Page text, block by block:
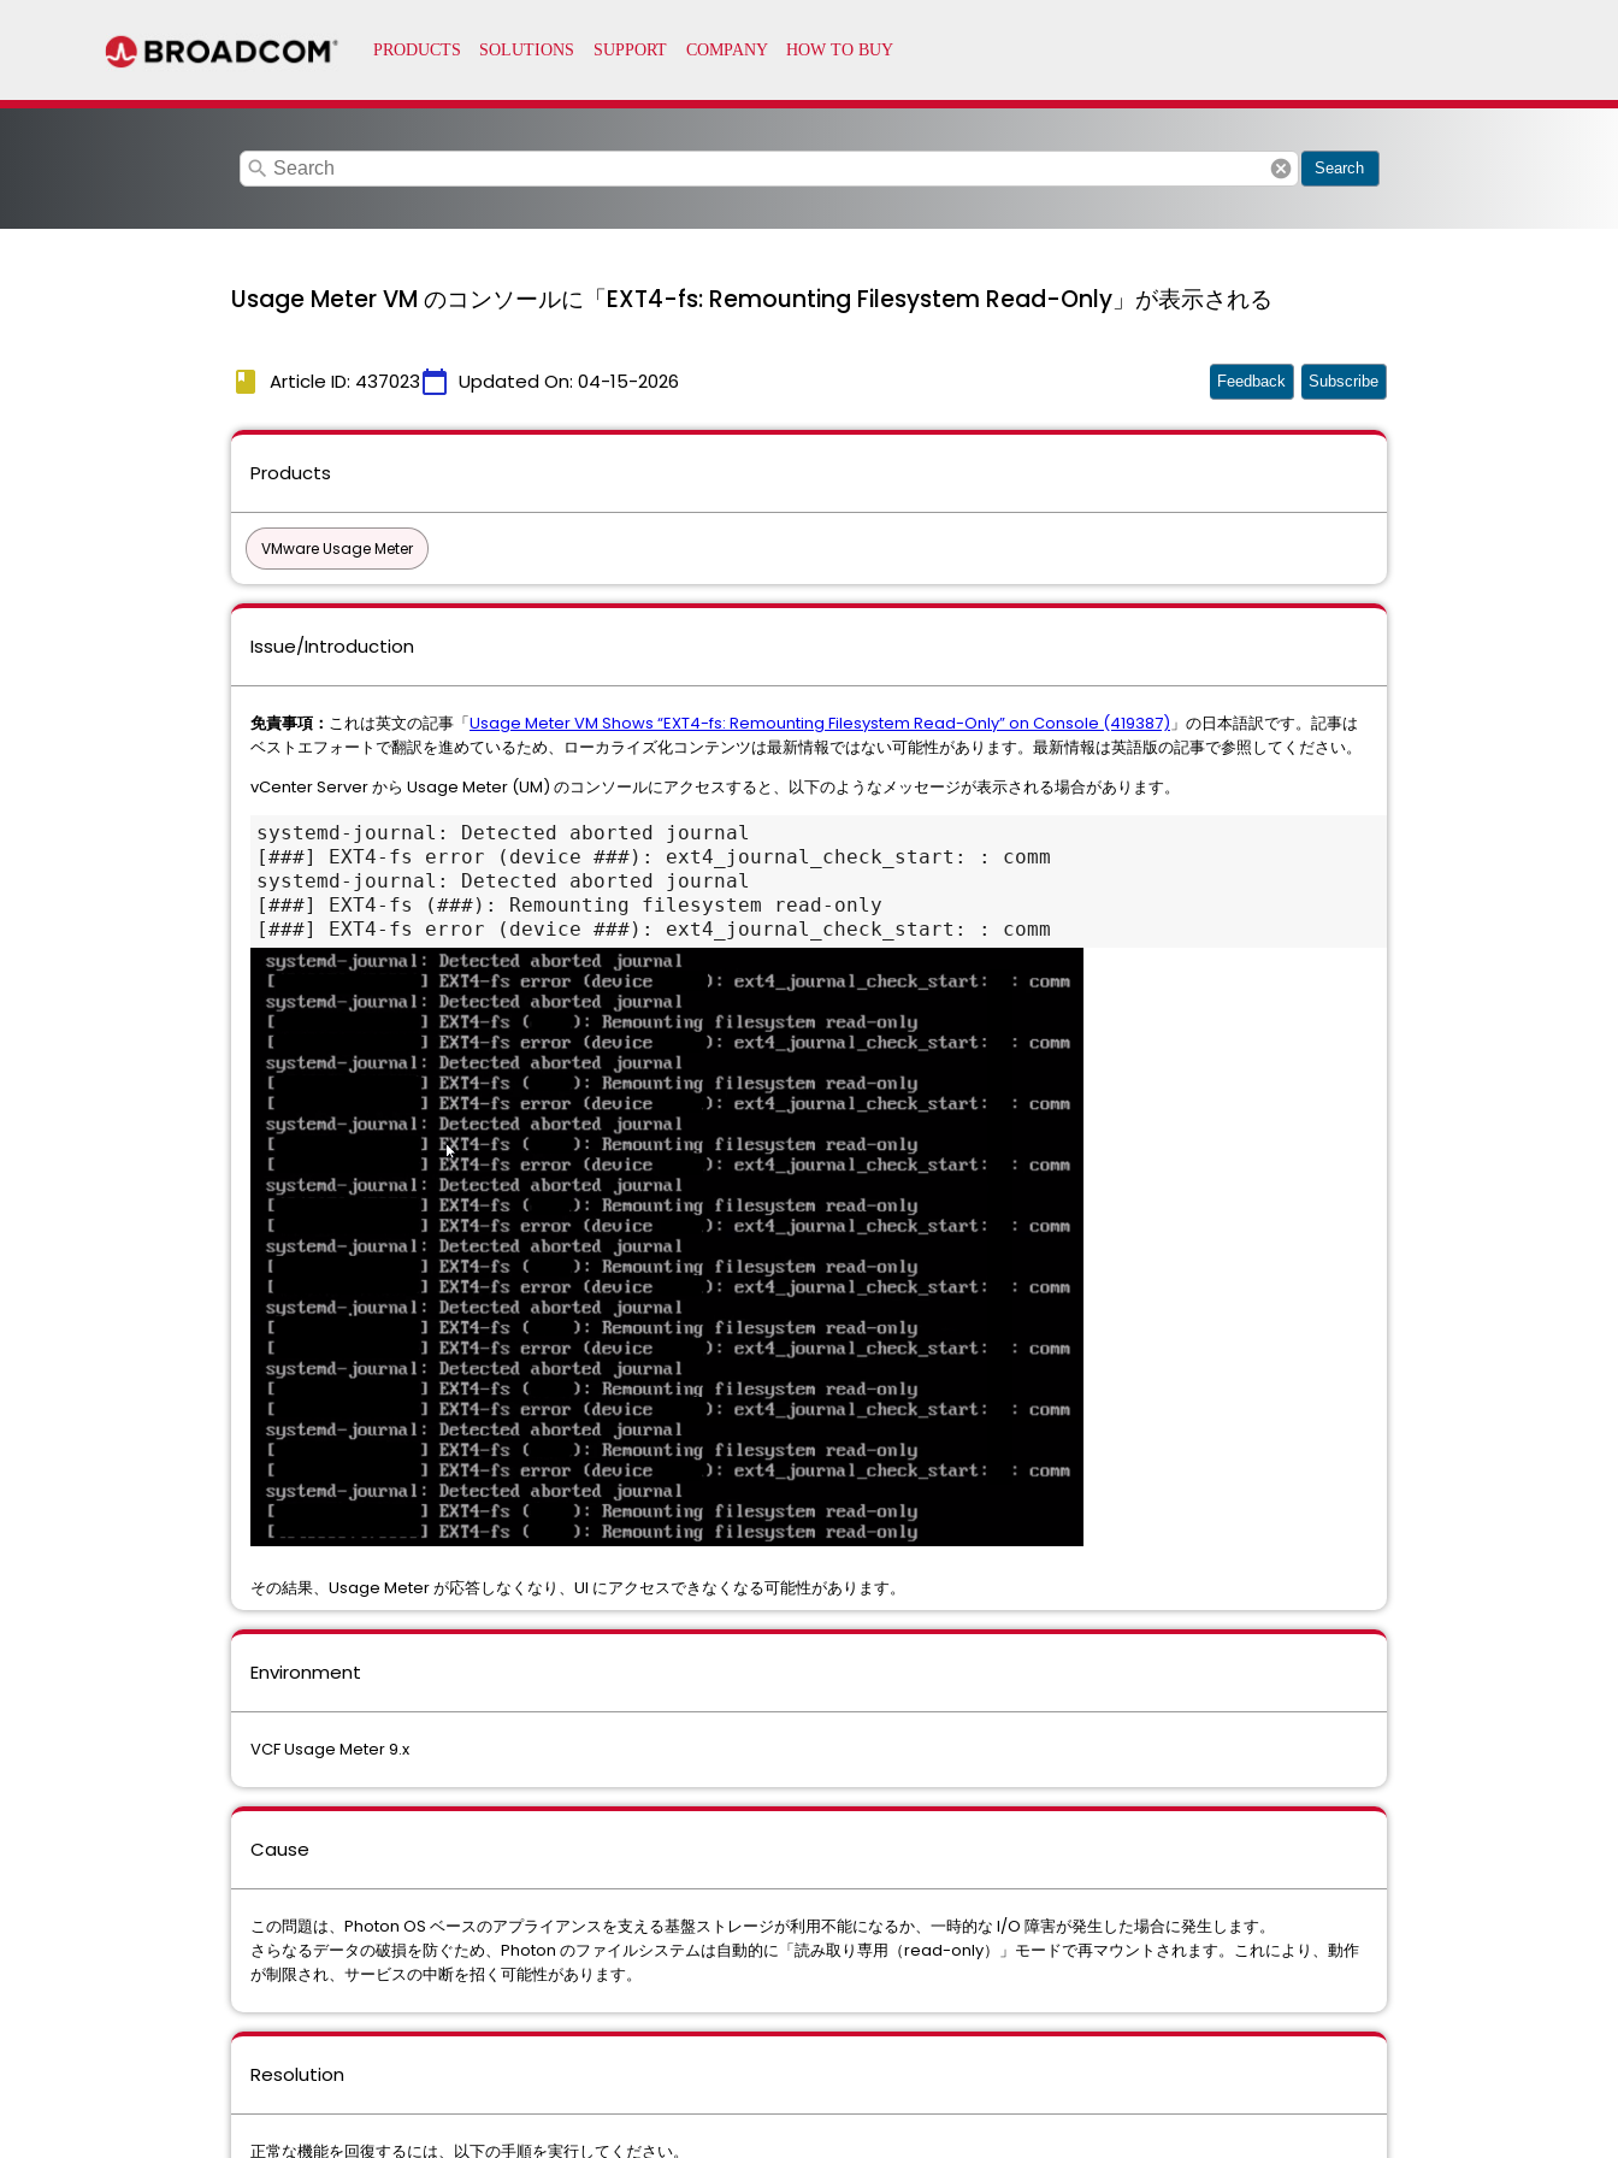
search cancel Search
Usage Meter VM のコンソールに「EXT4-fs: Remounting Filesystem Read-Only」が表示される
book Article ID: 437023calendar_today Updated On: 04-15-2026 Feedback Subscribe
Products
VMware Usage Meter
Issue/Introduction
免責事項： これは英文の記事「Usage Meter VM Shows “EXT4-fs: Remounting Filesystem Read-Only” on Console (419387)」の日本語訳です。記事は
ベストエフォートで翻訳を進めているため、ローカライズ化コンテンツは最新情報ではない可能性があります。最新情報は英語版の記事で参照してください。
vCenter Server から Usage Meter (UM) のコンソールにアクセスすると、以下のようなメッセージが表示される場合があります。
systemd-journal: Detected aborted journal
[###] EXT4-fs error (device ###): ext4_journal_check_start: : comm
systemd-journal: Detected aborted journal
[###] EXT4-fs (###): Remounting filesystem read-only
[###] EXT4-fs error (device ###): ext4_journal_check_start: : comm
その結果、Usage Meter が応答しなくなり、UI にアクセスできなくなる可能性があります。
Environment
VCF Usage Meter 9.x
Cause
この問題は、Photon OS ベースのアプライアンスを支える基盤ストレージが利用不能になるか、一時的な I/O 障害が発生した場合に発生します。
さらなるデータの破損を防ぐため、Photon のファイルシステムは自動的に「読み取り専用（read-only）」モードで再マウントされます。これにより、動作
が制限され、サービスの中断を招く可能性があります。
Resolution
正常な機能を回復するには、以下の手順を実行してください。